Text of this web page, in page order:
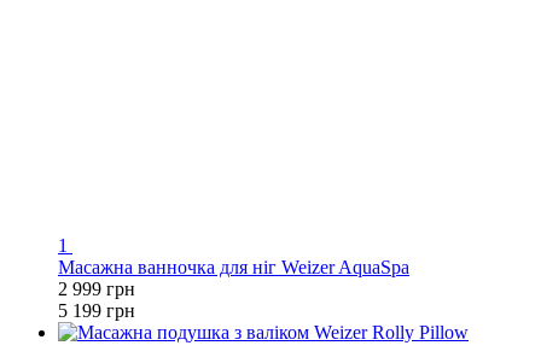
1
Масажна ванночка для ніг Weizer AquaSpa
2 999 грн
5 199 грн